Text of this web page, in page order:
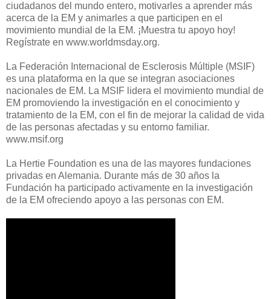
ciudadanos del mundo entero, motivarles a aprender más
acerca de la EM y animarles a que participen en el
movimiento mundial de la EM. ¡Muestra tu apoyo hoy!
Regístrate en www.worldmsday.org.
La Federación Internacional de Esclerosis Múltiple (MSIF)
es una plataforma en la que se integran asociaciones
nacionales de EM. La MSIF lidera el movimiento mundial de
EM promoviendo la investigación en el conocimiento y
tratamiento de la EM, con el fin de mejorar la calidad de vida
de las personas afectadas y su entorno familiar.
www.msif.org
La Hertie Foundation es una de las mayores fundaciones
privadas en Alemania. Durante más de 30 años la
Fundación ha participado activamente en la investigación
de la EM ofreciendo apoyo a las personas con EM.